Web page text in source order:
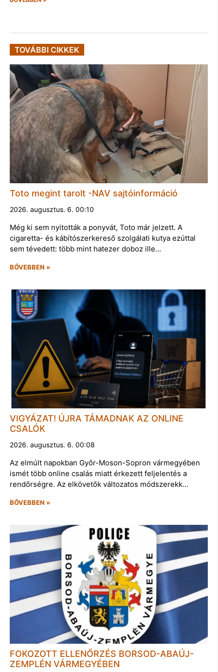
TOVÁBBI CIKKEK
Toto megint tarolt -NAV sajtóinformáció
2026. augusztus. 6. 00:10
Még ki sem nyitották a ponyvát, Toto már jelzett. A
cigaretta- és kábítószerkereső szolgálati kutya ezúttal
sem tévedett: több mint hatezer doboz ille…
BŐVEBBEN »
VIGYÁZAT! ÚJRA TÁMADNAK AZ ONLINE
CSALÓK
2026. augusztus. 6. 00:08
Az elmúlt napokban Győr-Moson-Sopron vármegyében
ismét több online csalás miatt érkezett feljelentés a
rendőrségre. Az elkövetők változatos módszerekk…
BŐVEBBEN »
FOKOZOTT ELLENŐRZÉS BORSOD-ABAÚJ-
ZEMPLÉN VÁRMEGYÉBEN